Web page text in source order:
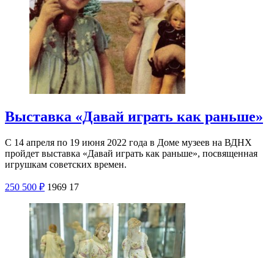
Выставка «Давай играть как раньше»
С 14 апреля по 19 июня 2022 года в Доме музеев на ВДНХ
пройдет выставка «Давай играть как раньше», посвященная
игрушкам советских времен.
250 500 ₽ 1969 17